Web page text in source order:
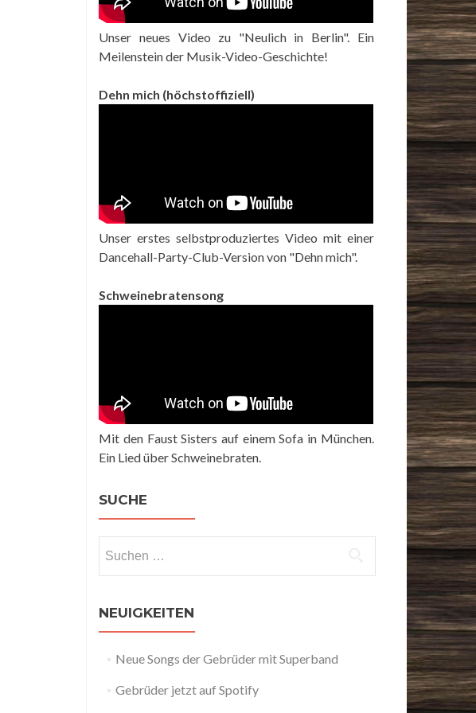
Unser neues Video zu "Neulich in Berlin". Ein
Meilenstein der Musik-Video-Geschichte!
Dehn mich (höchstoffiziell)
Unser erstes selbstproduziertes Video mit einer
Dancehall-Party-Club-Version von "Dehn mich".
Schweinebratensong
Mit den Faust Sisters auf einem Sofa in München.
Ein Lied über Schweinebraten.
SUCHE
nach:
NEUIGKEITEN
Neue Songs der Gebrüder mit Superband
Gebrüder jetzt auf Spotify